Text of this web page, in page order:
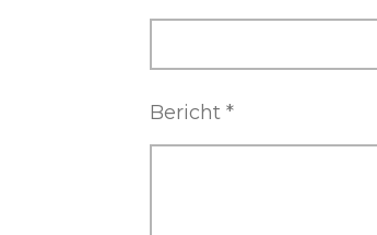
Bericht *